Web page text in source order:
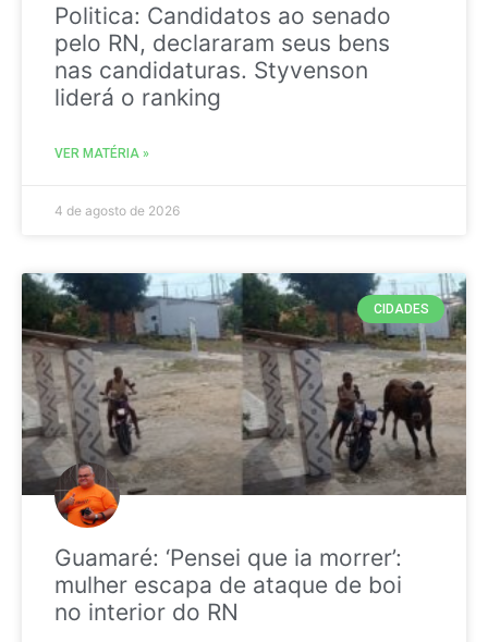
Politica: Candidatos ao senado
pelo RN, declararam seus bens
nas candidaturas. Styvenson
liderá o ranking
VER MATÉRIA »
4 de agosto de 2026
CIDADES
Guamaré: ‘Pensei que ia morrer’:
mulher escapa de ataque de boi
no interior do RN